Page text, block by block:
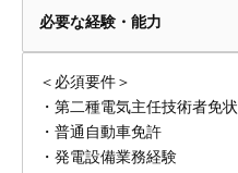
必要な経験・能力
＜必須要件＞
・第二種電気主任技術者免状
・普通自動車免許
・発電設備業務経験